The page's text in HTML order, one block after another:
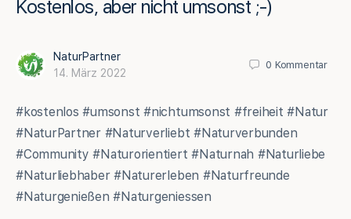
Kostenlos, aber nicht umsonst ;-)
NaturPartner
14. März 2022
0 Kommentar
#kostenlos #umsonst #nichtumsonst #freiheit #Natur
#NaturPartner #Naturverliebt #Naturverbunden
#Community #Naturorientiert #Naturnah #Naturliebe
#Naturliebhaber #Naturerleben #Naturfreunde
#Naturgenießen #Naturgeniessen